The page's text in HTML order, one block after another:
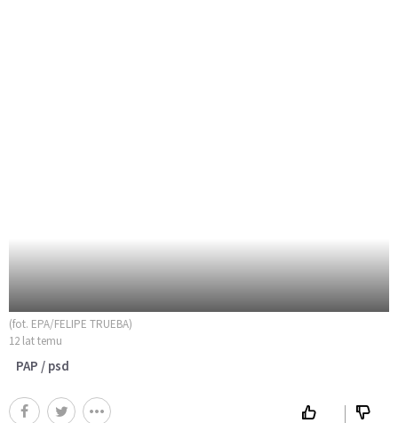
(fot. EPA/FELIPE TRUEBA)
12 lat temu
PAP / psd